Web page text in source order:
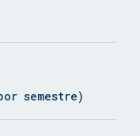
semestre)